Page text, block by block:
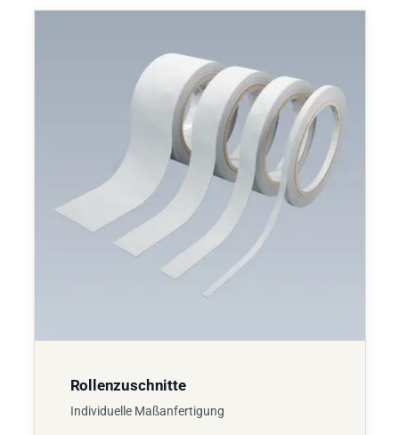
Rollenzuschnitte
Individuelle Maßanfertigung